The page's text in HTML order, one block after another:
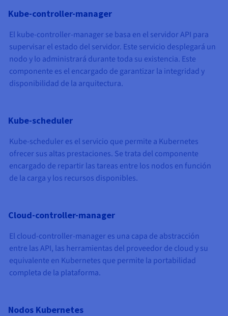
Kube-controller-manager
El kube-controller-manager se basa en el servidor API para
supervisar el estado del servidor. Este servicio desplegará un
nodo y lo administrará durante toda su existencia. Este
componente es el encargado de garantizar la integridad y
disponibilidad de la arquitectura.
Kube-scheduler
Kube-scheduler es el servicio que permite a Kubernetes
ofrecer sus altas prestaciones. Se trata del componente
encargado de repartir las tareas entre los nodos en función
de la carga y los recursos disponibles.
Cloud-controller-manager
El cloud-controller-manager es una capa de abstracción
entre las API, las herramientas del proveedor de cloud y su
equivalente en Kubernetes que permite la portabilidad
completa de la plataforma.
Nodos Kubernetes